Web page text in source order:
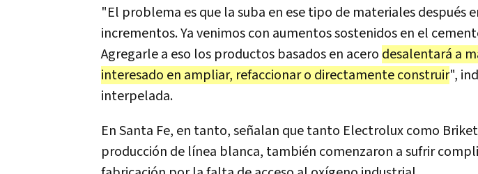
"El problema es que la suba en ese tipo de materiales después
incrementos. Ya venimos con aumentos sostenidos en el
Agregarle a eso los productos basados en acero desalentará a
interesado en ampliar, refaccionar o directamente construir",
interpelada.
En Santa Fe, en tanto, señalan que tanto Electrolux como
producción de línea blanca, también comenzaron a sufrir